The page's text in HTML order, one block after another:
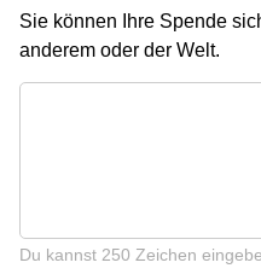
Sie können Ihre Spende
anderem oder der Welt.
Du kannst 250 Zeichen